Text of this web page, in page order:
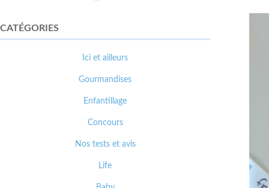
CATÉGORIES
Ici et ailleurs
Gourmandises
Enfantillage
Concours
Nos tests et avis
Life